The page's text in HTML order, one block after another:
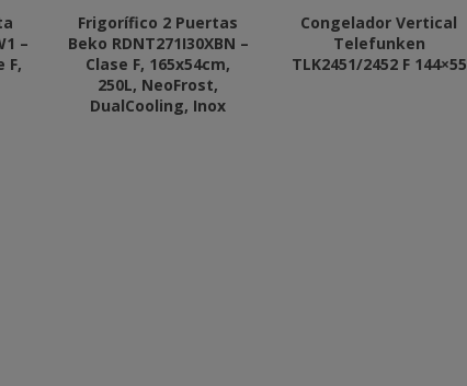
–
F,
Frigorífico 2 Puertas
Beko RDNT271I30XBN –
Clase F, 165x54cm,
250L, NeoFrost,
DualCooling, Inox
Congelador Vertical
Telefunken
TLK2451/2452 F 144×55